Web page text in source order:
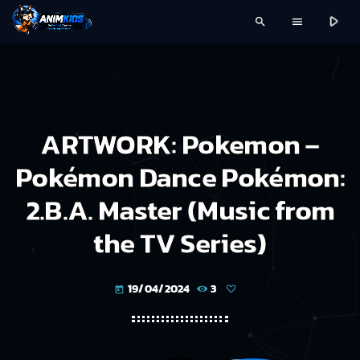
search menu play_arrow
ARTWORK: Pokemon –
Pokémon Dance Pokémon:
2.B.A. Master (Music from
the TV Series)
today 19/04/2024 3